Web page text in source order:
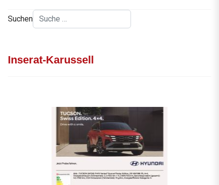
Suchen
Inserat-Karussell